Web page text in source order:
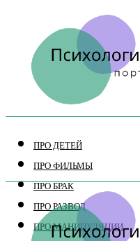
ПРО ДЕТЕЙ
ПРО ФИЛЬМЫ
ПРО БРАК
ПРО РАЗВОД
ПРО МАНИПУЛЯЦИИ